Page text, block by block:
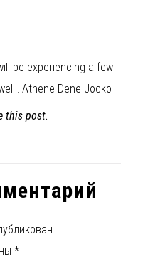
be experiencing a few
Athene Dene Jocko
this post.
*